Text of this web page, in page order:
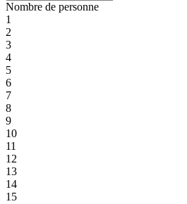
Nombre de personne
1
2
3
4
5
6
7
8
9
10
11
12
13
14
15